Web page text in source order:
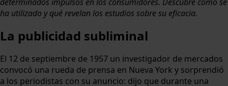
ha utilizado y qué revelan los estudios sobre su eficacia.
La publicidad subliminal
El 12 de septiembre de 1957 un investigador de mercados
convocó una rueda de prensa en Nueva York y sorprendió
a los periodistas con su anuncio: dijo que durante una